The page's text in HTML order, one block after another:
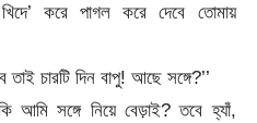
করে পাগল করে দেবে তোমায়
চারটি দিন বাপু! আছে সঙ্গে?’’
আমি সঙ্গে নিয়ে বেড়াই? তবে হ্যাঁ,